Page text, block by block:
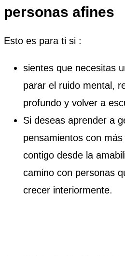
personas afines
Esto es para ti si :
sientes que necesitas
parar el ruido mental,
profundo y volver a
Si deseas aprender a
pensamientos con
contigo desde la
camino con personas
crecer interiormente.